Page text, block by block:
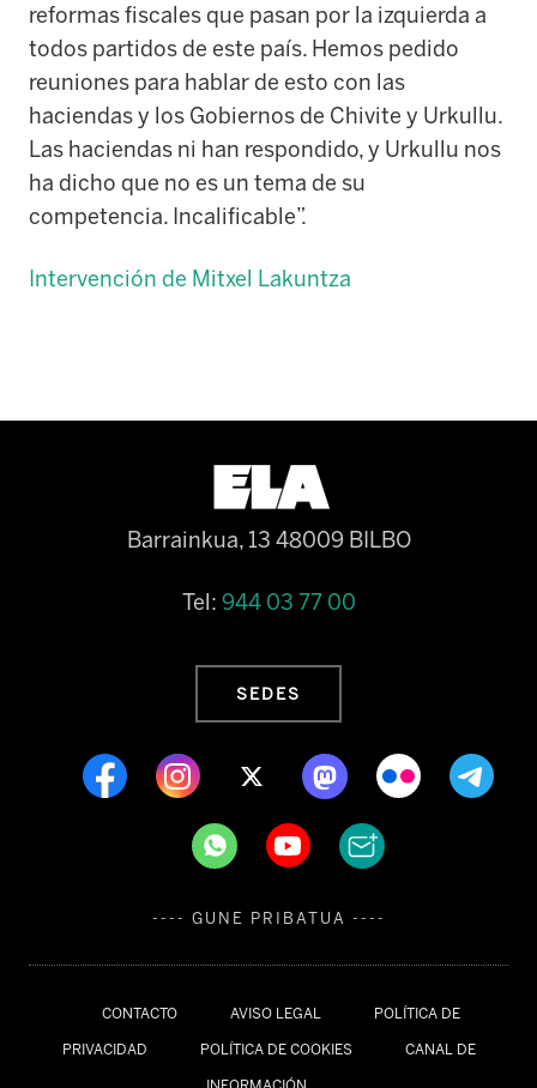
reformas fiscales que pasan por la izquierda a
todos partidos de este país. Hemos pedido
reuniones para hablar de esto con las
haciendas y los Gobiernos de Chivite y Urkullu.
Las haciendas ni han respondido, y Urkullu nos
ha dicho que no es un tema de su
competencia. Incalificable”.
Intervención de Mitxel Lakuntza
CONTACTO AVISO LEGAL POLÍTICA DE
PRIVACIDAD POLÍTICA DE COOKIES CANAL DE
Barrainkua, 13 48009 BILBO
Tel: 944 03 77 00
SEDES
---- GUNE PRIBATUA ----